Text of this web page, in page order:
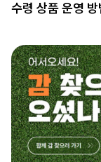
수령 상품 운영 방